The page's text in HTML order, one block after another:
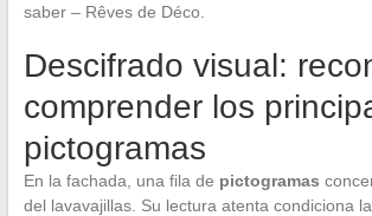
saber – Rêves de Déco.
Descifrado visual:
comprender los
pictogramas
En la fachada, una fila de pictogramas
del lavavajillas. Su lectura atenta condiciona